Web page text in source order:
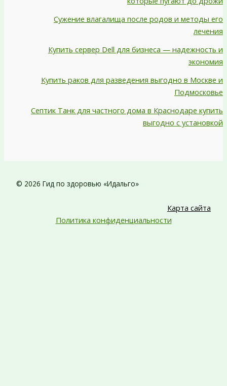
Сужение влагалища после родов и методы его
лечения
Купить сервер Dell для бизнеса — надежность и
экономия
Купить раков для разведения выгодно в Москве и
Подмосковье
Септик Танк для частного дома в Краснодаре купить
выгодно с установкой
© 2026 Гид по здоровью «Идальго»
Карта сайта
Политика конфиденциальности